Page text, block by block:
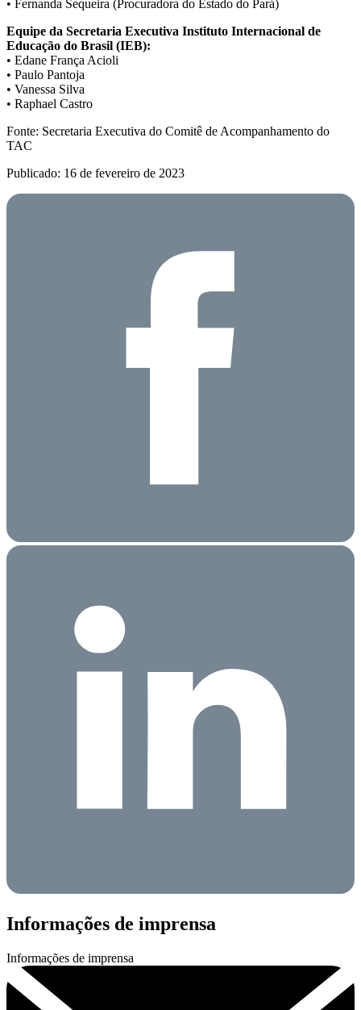
• Fernanda Sequeira (Procuradora do Estado do Pará)
Equipe da Secretaria Executiva Instituto Internacional de
Educação do Brasil (IEB):
• Edane França Acioli
• Paulo Pantoja
• Vanessa Silva
• Raphael Castro
Fonte: Secretaria Executiva do Comitê de Acompanhamento do
TAC
Publicado: 16 de fevereiro de 2023
Informações de imprensa
Informações de imprensa